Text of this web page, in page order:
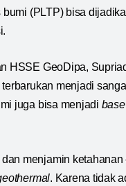
bumi (PLTP) bisa
HSSE GeoDipa,
menjadi
juga bisa menjadi
menjamin
. Karena tidak